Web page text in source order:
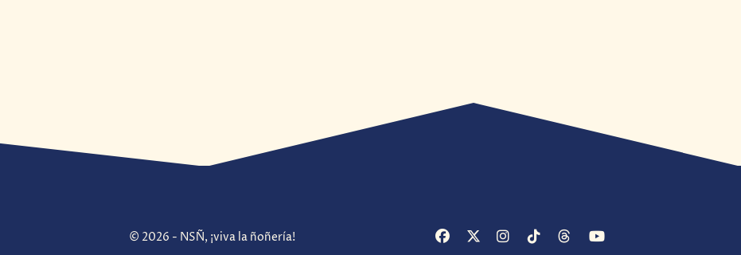
© 2026 - NSÑ, ¡viva la ñoñería!